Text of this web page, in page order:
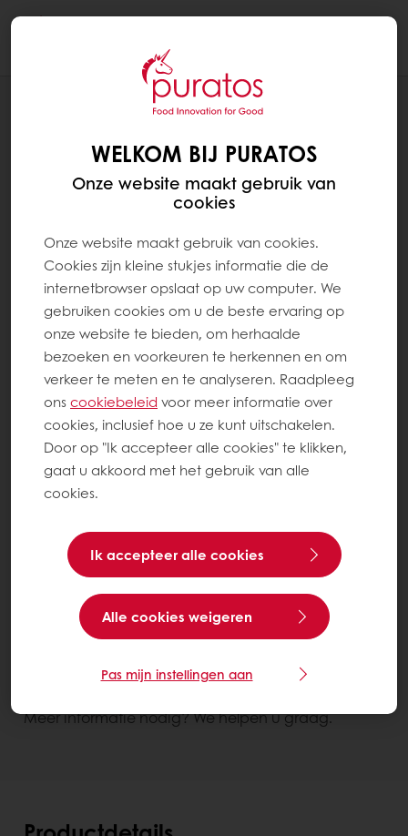
Betere verwerkbaarheid en stabiliteit Kwaliteit verbeteren
Subliem Boterstol
Contacteer ons
Meer informatie nodig? We helpen u graag.
WELKOM BIJ PURATOS
Onze website maakt gebruik van
cookies
Onze website maakt gebruik van cookies.
Cookies zijn kleine stukjes informatie die de
internetbrowser opslaat op uw computer. We
gebruiken cookies om u de beste ervaring op
onze website te bieden, om herhaalde
bezoeken en voorkeuren te herkennen en om
verkeer te meten en te analyseren. Raadpleeg
onscookiebeleid voor meer informatie over
cookies, inclusief hoe u ze kunt uitschakelen.
Door op "Ik accepteer alle cookies" te klikken,
gaat u akkoord met het gebruik van alle
cookies.
Ik accepteer alle cookies
Alle cookies weigeren
Pas mijn instellingen aan